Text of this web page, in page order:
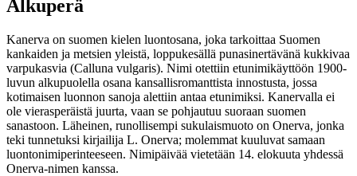
Alkuperä
Kanerva on suomen kielen luontosana, joka tarkoittaa Suomen
kankaiden ja metsien yleistä, loppukesällä punasinertävänä kukkivaa
varpukasvia (Calluna vulgaris). Nimi otettiin etunimikäyttöön 1900-
luvun alkupuolella osana kansallisromanttista innostusta, jossa
kotimaisen luonnon sanoja alettiin antaa etunimiksi. Kanervalla ei
ole vierasperäistä juurta, vaan se pohjautuu suoraan suomen
sanastoon. Läheinen, runollisempi sukulaismuoto on Onerva, jonka
teki tunnetuksi kirjailija L. Onerva; molemmat kuuluvat samaan
luontonimiperinteeseen. Nimipäivää vietetään 14. elokuuta yhdessä
Onerva-nimen kanssa.